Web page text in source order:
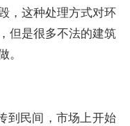
，这种处理方式对环
但是很多不法的建筑
到民间，市场上开始